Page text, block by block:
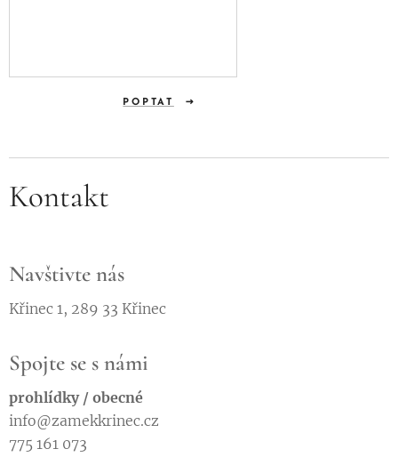
POPTAT
Kontakt
Navštivte nás
Křinec 1, 289 33 Křinec
Spojte se s námi
prohlídky / obecné
info@zamekkrinec.cz
775 161 073